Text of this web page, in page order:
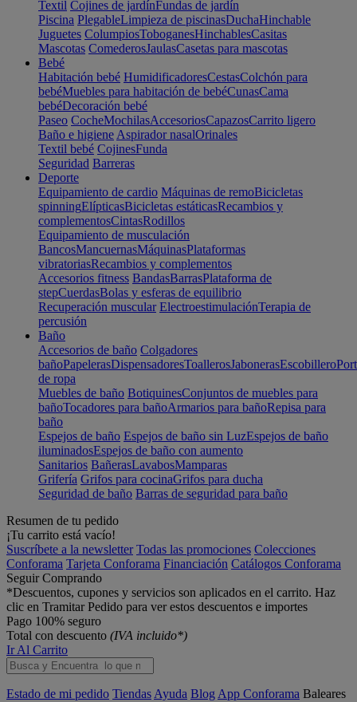
Textil Cojines de jardínFundas de jardín
Piscina PlegableLimpieza de piscinasDuchaHinchable
Juguetes ColumpiosToboganesHinchablesCasitas
Mascotas ComederosJaulasCasetas para mascotas
Bebé
Habitación bebé HumidificadoresCestasColchón para
bebéMuebles para habitación de bebéCunasCama
bebéDecoración bebé
Paseo CocheMochilasAccesoriosCapazosCarrito ligero
Baño e higiene Aspirador nasalOrinales
Textil bebé CojinesFunda
Seguridad Barreras
Deporte
Equipamiento de cardio Máquinas de remoBicicletas
spinningElípticasBicicletas estáticasRecambios y
complementosCintasRodillos
Equipamiento de musculación
BancosMancuernasMáquinasPlataformas
vibratoriasRecambios y complementos
Accesorios fitness BandasBarrasPlataforma de
stepCuerdasBolas y esferas de equilibrio
Recuperación muscular ElectroestimulaciónTerapia de
percusión
Baño
Accesorios de baño Colgadores
bañoPapelerasDispensadoresToallerosJabonerasEscobillero
de ropa
Muebles de baño BotiquinesConjuntos de muebles para
bañoTocadores para bañoArmarios para bañoRepisa para
baño
Espejos de baño Espejos de baño sin LuzEspejos de baño
iluminadosEspejos de baño con aumento
Sanitarios BañerasLavabosMamparas
Grifería Grifos para cocinaGrifos para ducha
Seguridad de baño Barras de seguridad para baño
Resumen de tu pedido
¡Tu carrito está vacío!
Suscríbete a la newsletter Todas las promociones Colecciones
Conforama Tarjeta Conforama Financiación Catálogos Conforama
Seguir Comprando
*Descuentos, cupones y servicios son aplicados en el carrito. Haz
clic en Tramitar Pedido para ver estos descuentos e importes
Pago 100% seguro
Total con descuento (IVA incluido*)
Ir Al Carrito
Estado de mi pedido Tiendas Ayuda Blog App Conforama Baleares